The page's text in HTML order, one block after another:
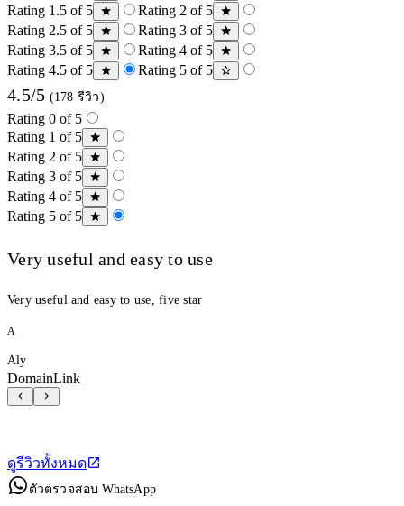
Rating 1.5 of 5
Rating 2 of 5
Rating 2.5 of 5
Rating 3 of 5
Rating 3.5 of 5
Rating 4 of 5
Rating 4.5 of 5
Rating 5 of 5
4.5/5 (178 รีวิว)
Rating 0 of 5
Rating 1 of 5
Rating 2 of 5
Rating 3 of 5
Rating 4 of 5
Rating 5 of 5
Very useful and easy to use
Very useful and easy to use, five star
A
Aly
DomainLink
ดูรีวิวทั้งหมด
ตัวตรวจสอบ WhatsApp